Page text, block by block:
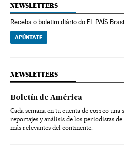
NEWSLETTERS
Receba o boletim diário do EL PAÍS Brasil
APÚNTATE
NEWSLETTERS
Boletín de América
Cada semana en tu cuenta de correo una
reportajes y análisis de los periodistas
más relevantes del continente.